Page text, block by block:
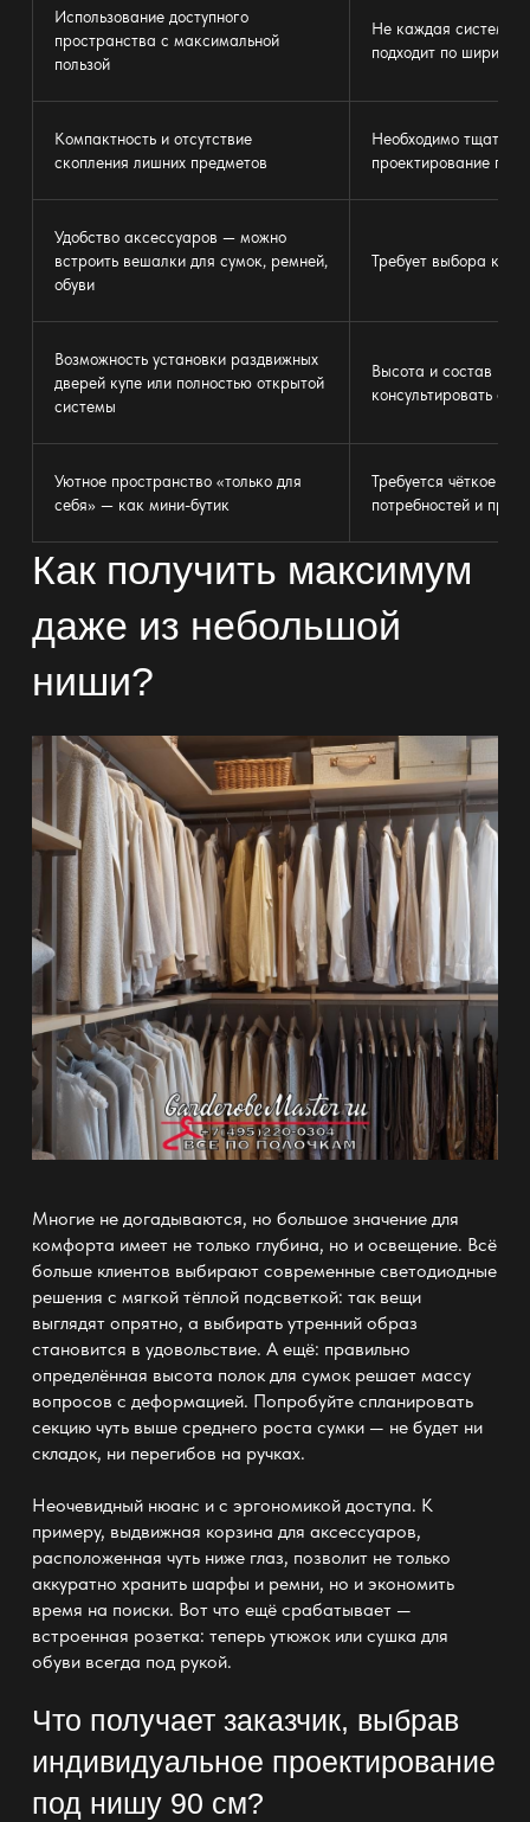
Использование доступного
пространства с максимальной
пользой
Не каждая система
подходит по ширине
Компактность и отсутствие
скопления лишних предметов
Необходимо
проектирование под
Удобство аксессуаров — можно
встроить вешалкидля сумок, ремней,
обуви
Требует выбора
Возможность установки раздвижных
дверей купеили полностью открытой
системы
Высота и состав
консультировать с
Уютное пространство «только для
себя» — как мини-бутик
Требуется чёткое
потребностей и
Как получить максимум
даже из небольшой
ниши?
Многие не догадываются, но большое значение для
комфорта имеет не только глубина, но и освещение. Всё
больше клиентов выбирают современные светодиодные
решения с мягкой тёплой подсветкой: так вещи
выглядят опрятно, а выбирать утренний образ
становится в удовольствие. А ещё: правильно
определённая высота полок для сумок решает массу
вопросов с деформацией. Попробуйте спланировать
секцию чуть выше среднего роста сумки — не будет ни
складок, ни перегибов на ручках.
Неочевидный нюанс и с эргономикой доступа. К
примеру, выдвижная корзина для аксессуаров,
расположенная чуть ниже глаз, позволит не только
аккуратно хранить шарфы и ремни, но и экономить
время на поиски. Вот что ещё срабатывает —
встроенная розетка: теперь утюжок или сушка для
обуви всегда под рукой.
Что получает заказчик, выбрав
индивидуальное проектирование
под нишу 90 см?